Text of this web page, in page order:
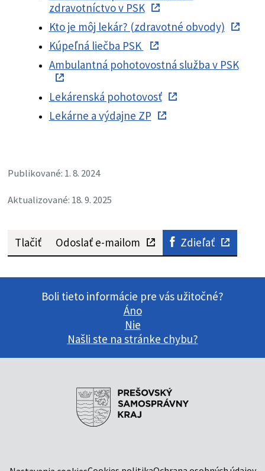
zdravotníctvo v PSK
Kto je môj lekár? (zdravotné obvody)
Kúpeľná liečba PSK
Ambulantná pohotovostná služba v PSK
Lekárenská pohotovosť
Lekárne a výdajne ZP
Publikované: 1. 8. 2024
Aktualizované: 18. 9. 2025
Tlačiť Odoslať e-mailom Zdieľať
Boli tieto informácie pre vás užitočné?
Áno
Nie
Našli ste na stránke chybu?